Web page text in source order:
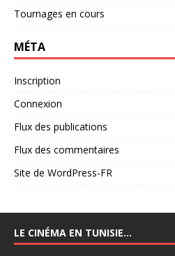
Tournages en cours
MÉTA
Inscription
Connexion
Flux des publications
Flux des commentaires
Site de WordPress-FR
LE CINÉMA EN TUNISIE…